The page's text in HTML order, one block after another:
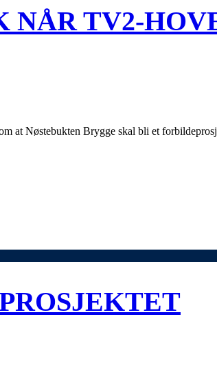
TV2-
at Nøstebukten Brygge skal bli et